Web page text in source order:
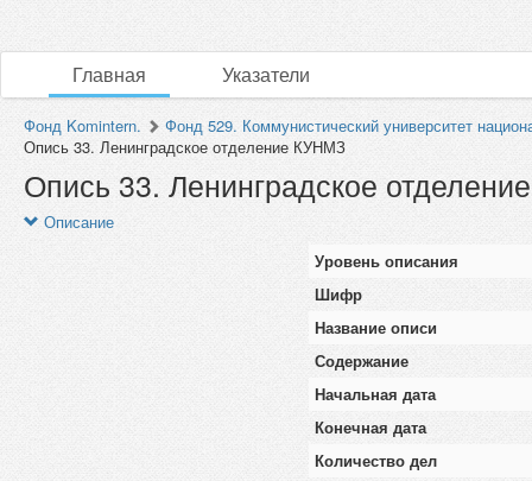
Главная Указатели
Фонд Komintern.
Фонд 529. Коммунистический университет
Опись 33. Ленинградское отделение КУНМЗ
Опись 33. Ленинградское
Описание
Уровень описания
Шифр
Название описи
Содержание
Начальная дата
Конечная дата
Количество дел